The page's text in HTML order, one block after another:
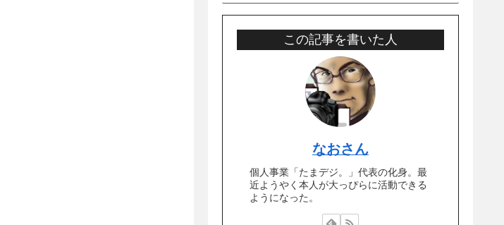
この記事を書いた人
なおさん
個人事業「たまデジ。」代表の化身。最
近ようやく本人が大っぴらに活動できる
ようになった。